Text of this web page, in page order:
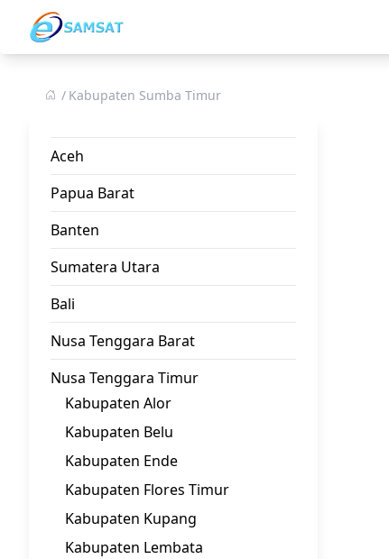
Kabupaten Sumba Timur
Aceh
Papua Barat
Banten
Sumatera Utara
Bali
Nusa Tenggara Barat
Nusa Tenggara Timur
Kabupaten Alor
Kabupaten Belu
Kabupaten Ende
Kabupaten Flores Timur
Kabupaten Kupang
Kabupaten Lembata